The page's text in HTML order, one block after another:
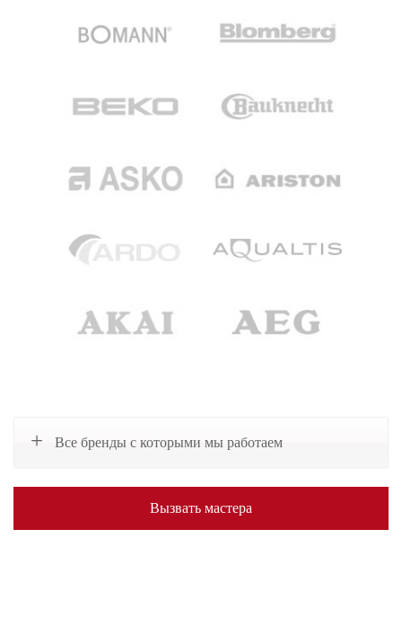
Все бренды с которыми мы работаем
Вызвать мастера